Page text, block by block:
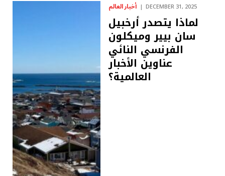
أخبار العالم DECEMBER 31, 2025
لماذا يتصدر أرخبيل
سان بيير وميكلون
الفرنسي النائي
عناوين الأخبار
العالمية؟